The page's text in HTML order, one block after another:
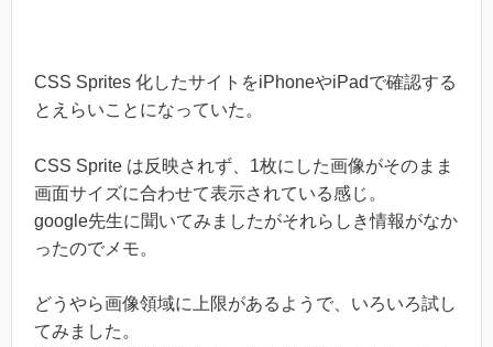
CSS Sprites 化したサイトをiPhoneやiPadで確認する
とえらいことになっていた。
CSS Sprite は反映されず、1枚にした画像がそのまま
画面サイズに合わせて表示されている感じ。
google先生に聞いてみましたがそれらしき情報がなか
ったのでメモ。
どうやら画像領域に上限があるようで、いろいろ試し
てみました。